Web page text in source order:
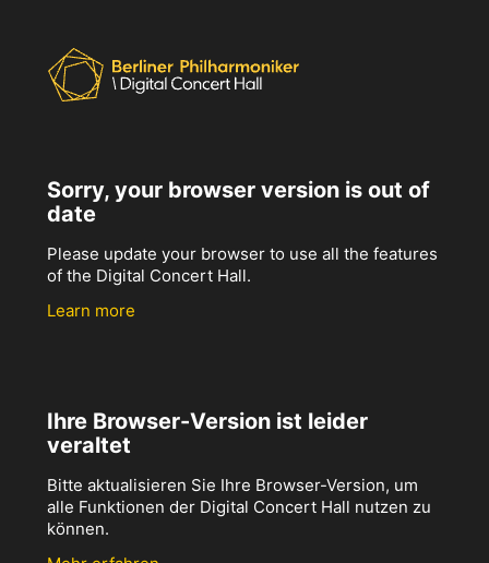
Sorry, your browser version is out of
date
Please update your browser to use all the features
of the Digital Concert Hall.
Learn more
Ihre Browser-Version ist leider
veraltet
Bitte aktualisieren Sie Ihre Browser-Version, um
alle Funktionen der Digital Concert Hall nutzen zu
können.